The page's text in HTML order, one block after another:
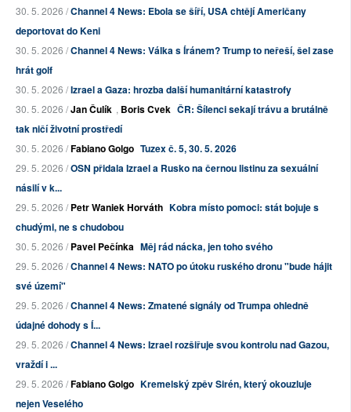
30. 5. 2026 /Channel 4 News: Ebola se šíří, USA chtějí Američany
deportovat do Keni
30. 5. 2026 /Channel 4 News: Válka s Íránem? Trump to neřeší, šel zase
hrát golf
30. 5. 2026 /Izrael a Gaza: hrozba další humanitární katastrofy
30. 5. 2026 /Jan Čulík , Boris Cvek ČR: Šílenci sekají trávu a brutálně
tak ničí životní prostředí
30. 5. 2026 /Fabiano Golgo Tuzex č. 5, 30. 5. 2026
29. 5. 2026 /OSN přidala Izrael a Rusko na černou listinu za sexuální
násilí v k...
29. 5. 2026 /Petr Waniek Horváth Kobra místo pomoci: stát bojuje s
chudými, ne s chudobou
30. 5. 2026 /Pavel Pečínka Měj rád nácka, jen toho svého
29. 5. 2026 /Channel 4 News: NATO po útoku ruského dronu "bude hájit
své území"
29. 5. 2026 /Channel 4 News: Zmatené signály od Trumpa ohledně
údajné dohody s Í...
29. 5. 2026 /Channel 4 News: Izrael rozšiřuje svou kontrolu nad Gazou,
vraždí i ...
29. 5. 2026 /Fabiano Golgo Kremelský zpěv Sirén, který okouzluje
nejen Veselého